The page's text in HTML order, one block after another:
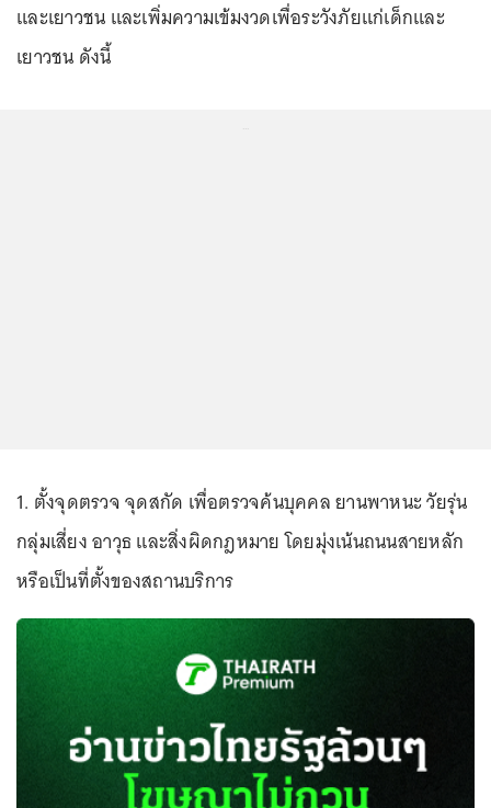
และเยาวชน และเพิ่มความเข้มงวดเพื่อระวังภัยแก่เด็กและ
เยาวชน ดังนี้
1. ตั้งจุดตรวจ จุดสกัด เพื่อตรวจค้นบุคคล ยานพาหนะ วัยรุ่น
กลุ่มเสี่ยง อาวุธ และสิ่งผิดกฎหมาย โดยมุ่งเน้นถนนสายหลัก
หรือเป็นที่ตั้งของสถานบริการ